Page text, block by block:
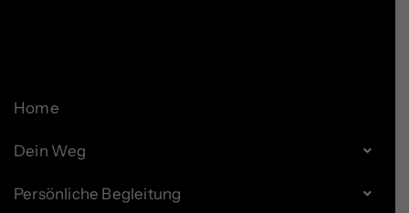
Home
Dein Weg
Persönliche Begleitung